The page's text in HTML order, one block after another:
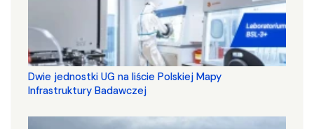
Dwie jednostki UG na liście Polskiej Mapy
Infrastruktury Badawczej